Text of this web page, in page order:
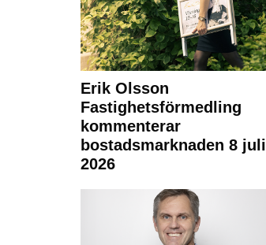
Erik Olsson
Fastighetsförmedling
kommenterar
bostadsmarknaden 8 juli
2026